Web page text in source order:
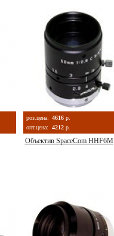
роз.цена: 4616 р.
опт.цена:
4212 р.
Объектив SpaceCom HHF6M